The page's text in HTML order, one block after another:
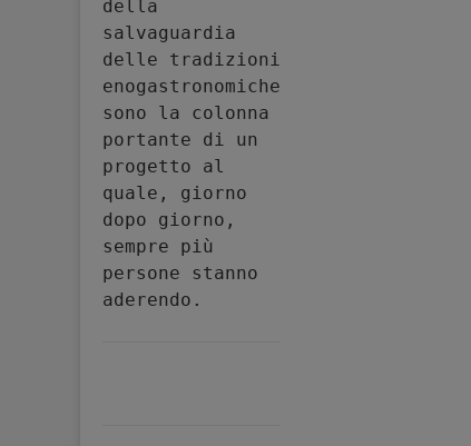
della
salvaguardia
delle tradizioni
enogastronomiche
sono la colonna
portante di un
progetto al
quale, giorno
dopo giorno,
sempre più
persone stanno
aderendo.